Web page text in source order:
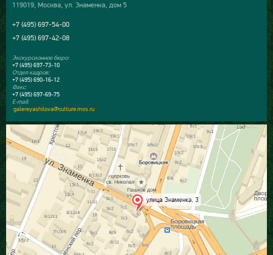
119019, Москва, ул. Знаменка, дом 5
+7 (495) 697-54-00
+7 (495) 697-42-08
Экскурсионное бюро:
+7 (495) 697-73-10
Отдел кадров:
+7 (495) 690-16-12
Факс:
+7 (495) 697-69-75
E-mail:
galereyashilova@culture.mos.ru